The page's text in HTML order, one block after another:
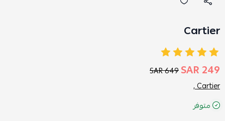
Cartier
249 SAR
649 SAR
Cartier ,
متوفر